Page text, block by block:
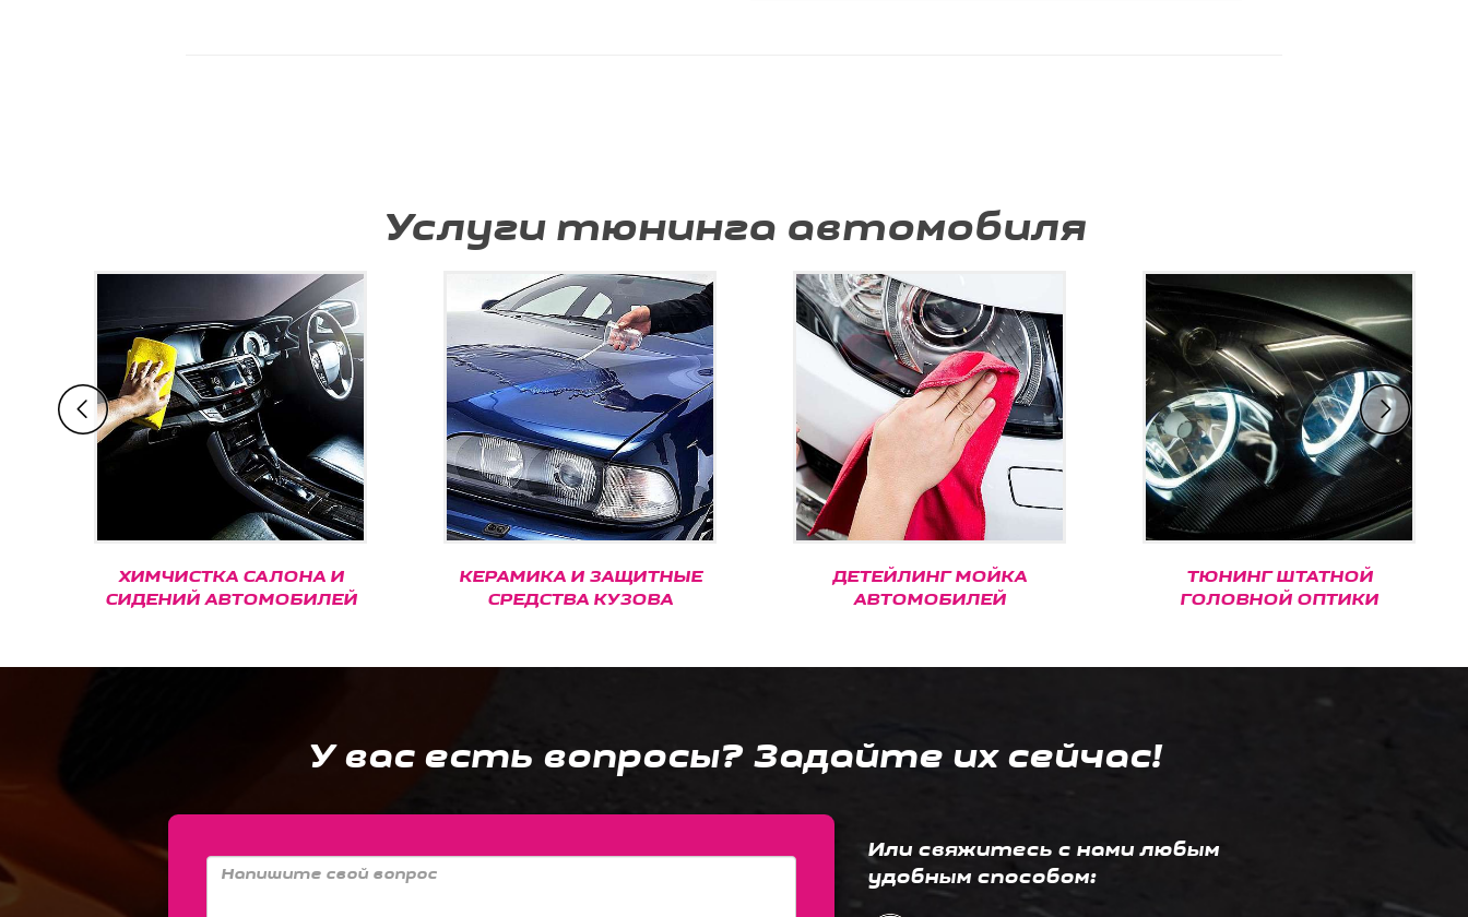
Услуги тюнинга автомобиля
ХИМЧИСТКА САЛОНА И
СИДЕНИЙ АВТОМОБИЛЕЙ
КЕРАМИКА И ЗАЩИТНЫЕ
СРЕДСТВА КУЗОВА
ДЕТЕЙЛИНГ МОЙКА
АВТОМОБИЛЕЙ
ТЮНИНГ ШТАТНОЙ
ГОЛОВНОЙ ОПТИКИ
У вас есть вопросы? Задайте их сейчас!
Или свяжитесь с нами любым
удобным способом: